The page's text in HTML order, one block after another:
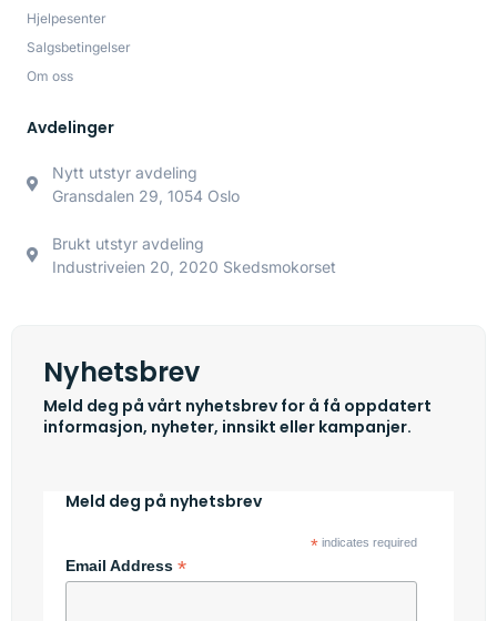
Hjelpesenter
Salgsbetingelser
Om oss
Avdelinger
Nytt utstyr avdeling
Gransdalen 29, 1054 Oslo
Brukt utstyr avdeling
Industriveien 20, 2020 Skedsmokorset
Nyhetsbrev
Meld deg på vårt nyhetsbrev for å få oppdatert
informasjon, nyheter, innsikt eller kampanjer.
Meld deg på nyhetsbrev
*indicates required
Email Address *